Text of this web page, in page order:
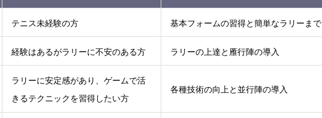
テニス未経験の⽅ 基本フォームの習得と簡単なラリーまで
経験はあるがラリーに不安のある方 ラリーの上達と雁行陣の導入
ラリーに安定感があり、ゲームで活
きるテクニックを習得したい方
各種技術の向上と並行陣の導入